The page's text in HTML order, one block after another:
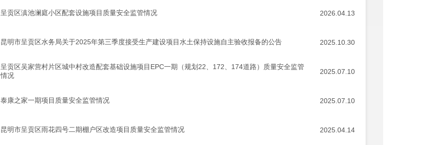
呈贡区滇池澜庭小区配套设施项目质量安全监管情况 2026.04.13
昆明市呈贡区水务局关于2025年第三季度接受生产建设项目水土保持设施自主验收报备的公告 2025.10.30
呈贡区吴家营村片区城中村改造配套基础设施项目EPC一期（规划22、172、174道路）质量安全监管
情况
2025.07.10
泰康之家一期项目质量安全监管情况 2025.07.10
昆明市呈贡区雨花四号二期棚户区改造项目质量安全监管情况 2025.04.14